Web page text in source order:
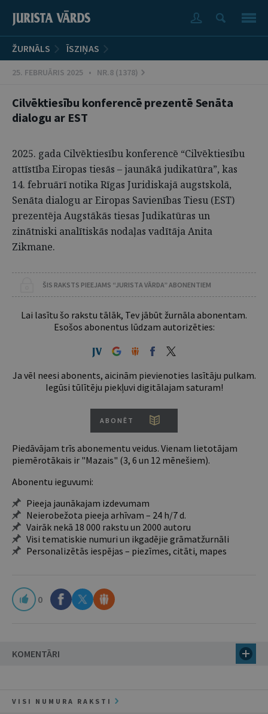
ŽURNĀLS ĪSZIŅAS
25. FEBRUĀRIS 2025 • NR.8 (1378)
Cilvēktiesību konferencē prezentē Senāta
dialogu ar EST
2025. gada Cilvēktiesību konferencē “Cilvēktiesību
attīstība Eiropas tiesās – jaunākā judikatūra”, kas
14. februārī notika Rīgas Juridiskajā augstskolā,
Senāta dialogu ar Eiropas Savienības Tiesu (EST)
prezentēja Augstākās tiesas Judikatūras un
zinātniski analītiskās nodaļas vadītāja Anita
Zikmane.
ŠIS RAKSTS PIEEJAMS “JURISTA VĀRDA” ABONENTIEM
Lai lasītu šo rakstu tālāk, Tev jābūt žurnāla abonentam.
Esošos abonentus lūdzam autorizēties:
Ja vēl neesi abonents, aicinām pievienoties lasītāju pulkam.
Iegūsi tūlītēju piekļuvi digitālajam saturam!
ABONĒT
Piedāvājam trīs abonementu veidus. Vienam lietotājam
piemērotākais ir "Mazais" (3, 6 un 12 mēnešiem).
Abonentu ieguvumi:
Pieeja jaunākajam izdevumam
Neierobežota pieeja arhīvam – 24 h/7 d.
Vairāk nekā 18 000 rakstu un 2000 autoru
Visi tematiskie numuri un ikgadējie grāmatžurnāli
Personalizētās iespējas – piezīmes, citāti, mapes
0
KOMENTĀRI
VISI NUMURA RAKSTI